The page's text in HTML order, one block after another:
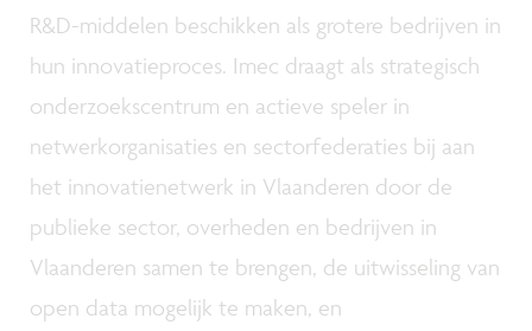
R&D-middelen beschikken als grotere bedrijven in
hun innovatieproces. Imec draagt als strategisch
onderzoekscentrum en actieve speler in
netwerkorganisaties en sectorfederaties bij aan
het innovatienetwerk in Vlaanderen door de
publieke sector, overheden en bedrijven in
Vlaanderen samen te brengen, de uitwisseling van
open data mogelijk te maken, en